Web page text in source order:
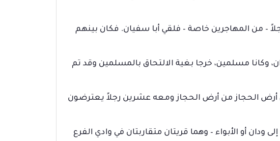
– من المهاجرين خاصة – فلقي أبا سفيان. فكان بينهم
وكانا مسلمين، خرجا بغية الالتحاق بالمسلمين وقد تم
ذي القعدة من السنة الأولى بعث ﷺ سعد بن أبي وقاص إلى الخرار (2) من أرض الحجاز من أرض الحجاز ومعه عشرين رجلاً يعترضون
أو الأبواء – وهما قريتان متقاربتان في وادي الفرع